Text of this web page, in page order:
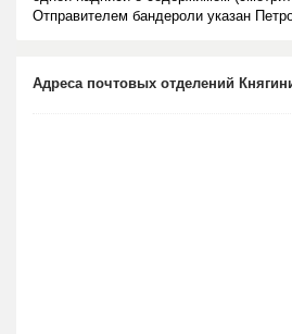
Отправителем бандероли указан
Адреса почтовых отделений